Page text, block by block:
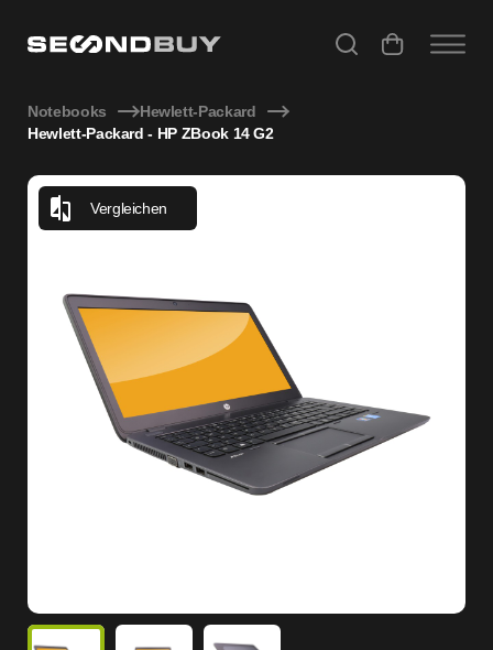
Notebooks
Hewlett-Packard
Hewlett-Packard - HP ZBook 14 G2
Vergleichen